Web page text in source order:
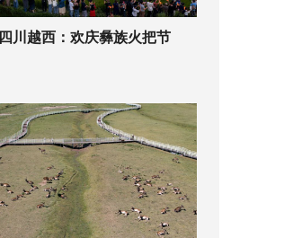
四川越西：欢庆彝族火把节